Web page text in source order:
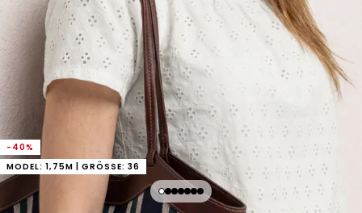
-40%
MODEL: 1,75M | GRÖSSE: 36